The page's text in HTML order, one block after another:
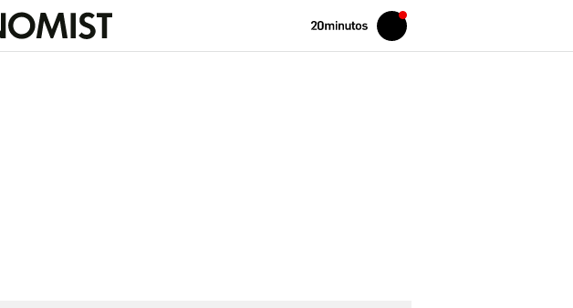
Volver
Iniciar
sesión